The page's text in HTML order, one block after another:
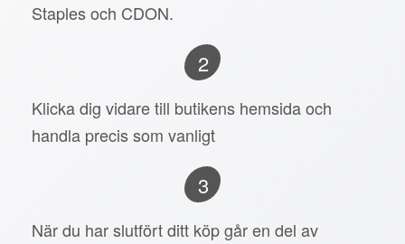
Staples och CDON.
2
Klicka dig vidare till butikens hemsida och
handla precis som vanligt
3
När du har slutfört ditt köp går en del av